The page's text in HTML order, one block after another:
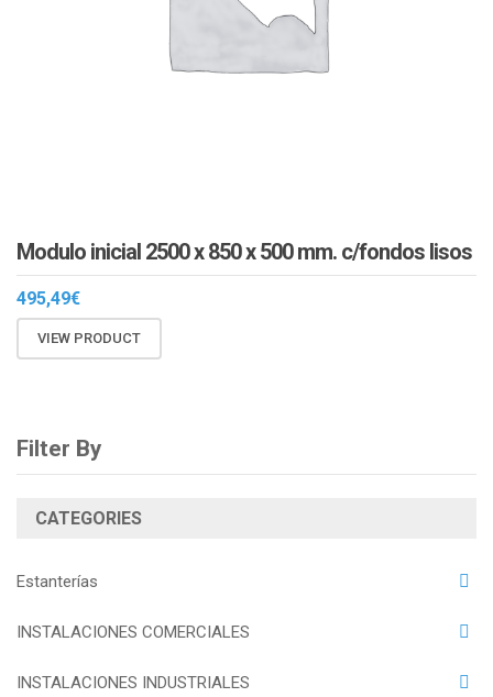
Modulo inicial 2500 x 850 x 500 mm. c/fondos lisos
495,49€
VIEW PRODUCT
Filter By
CATEGORIES
Estanterías
INSTALACIONES COMERCIALES
INSTALACIONES INDUSTRIALES